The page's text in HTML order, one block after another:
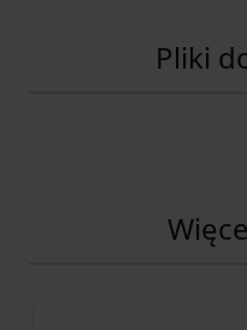
Pliki